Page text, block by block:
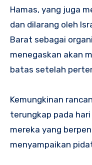
Hamas, yang juga
dan dilarang oleh
Barat sebagai
menegaskan akan
batas setelah
Kemungkinan
terungkap pada
mereka yang
menyampaikan